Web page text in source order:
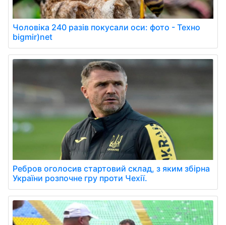
Чоловіка 240 разів покусали оси: фото - Техно
bigmir)net
Ребров оголосив стартовий склад, з яким збірна
України розпочне гру проти Чехії.